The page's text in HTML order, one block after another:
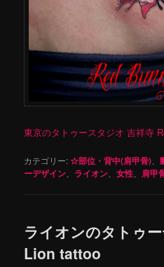
東京のタトゥースタジオ 吉祥寺
カテゴリー:☆部位・背中(肩甲骨) 、
ーデザイン
ライオン 、女性 肩甲
ライオンのタトゥ
Lion tattoo